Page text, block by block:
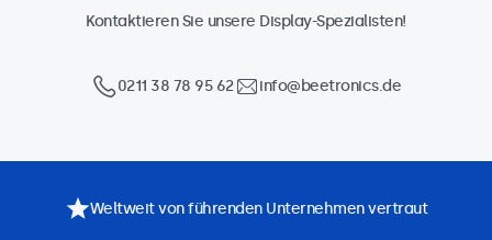
Kontaktieren Sie unsere Display-Spezialisten!
0211 38 78 95 62 info@beetronics.de
Weltweit von führenden Unternehmen vertraut